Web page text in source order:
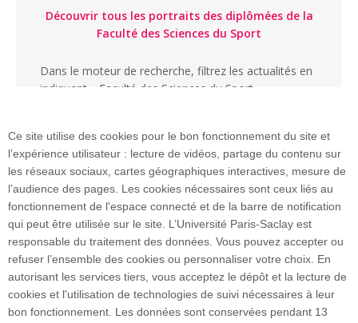
Découvrir tous les portraits des diplômées de la
Faculté des Sciences du Sport
Dans le moteur de recherche, filtrez les actualités en
indiquant « Faculté des Sciences du Sport »
Bât. 335 - 91405 Orsay cedex I FRANCE
Tél. : +33 1 69 15 43 01
Accès : RER B Bures-sur-Yvette
Plan du site
Ce site utilise des cookies pour le bon fonctionnement du site et
l’expérience utilisateur : lecture de vidéos, partage du contenu sur
les réseaux sociaux, cartes géographiques interactives, mesure de
l’audience des pages. Les cookies nécessaires sont ceux liés au
fonctionnement de l'espace connecté et de la barre de notification
qui peut être utilisée sur le site. L’Université Paris-Saclay est
responsable du traitement des données. Vous pouvez accepter ou
refuser l’ensemble des cookies ou personnaliser votre choix. En
autorisant les services tiers, vous acceptez le dépôt et la lecture de
cookies et l'utilisation de technologies de suivi nécessaires à leur
bon fonctionnement. Les données sont conservées pendant 13